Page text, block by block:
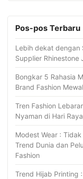
Pos-pos Terbaru
Lebih dekat dengan
Supplier Rhinestone
Bongkar 5 Rahasia
Brand Fashion
Tren Fashion
Nyaman di Hari Raya
Modest Wear :
Trend Dunia dan
Fashion
Trend Hijab Printing